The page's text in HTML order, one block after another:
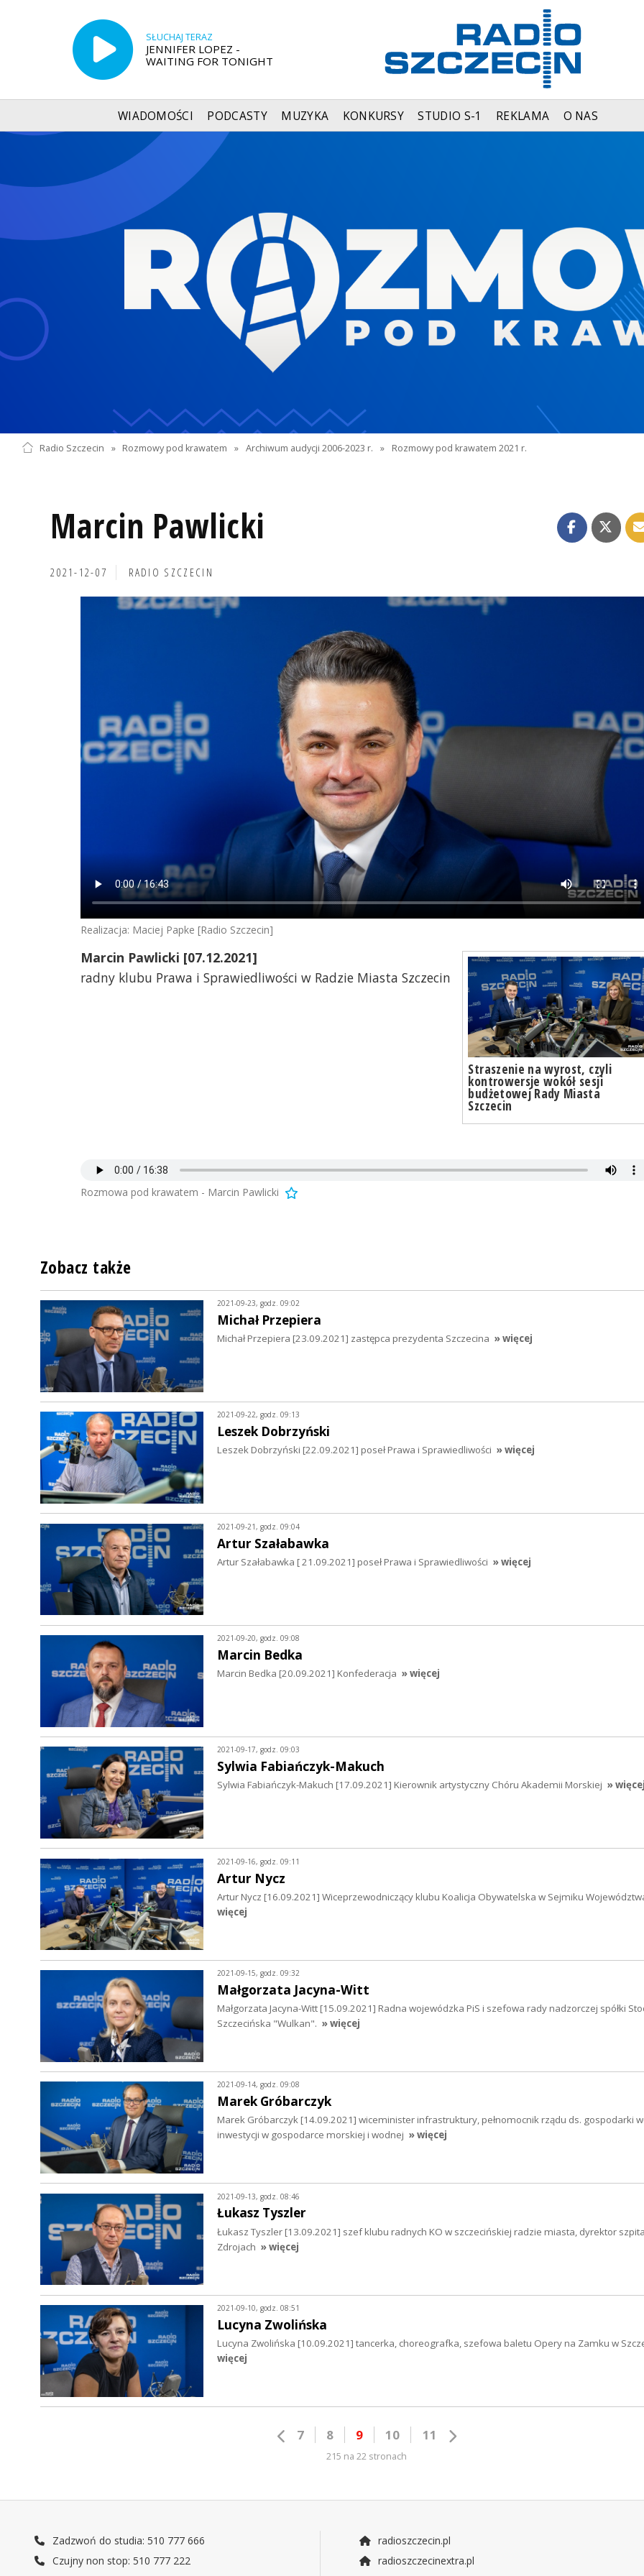
SŁUCHAJ TERAZ
JENNIFER LOPEZ -
WAITING FOR TONIGHT
WIADOMOŚCI PODCASTY MUZYKA KONKURSY STUDIO S-1 REKLAMA O NAS
Radio Szczecin » Rozmowy pod krawatem » Archiwum audycji 2006-2023 r. » Rozmowy pod krawatem 2021 r.
Marcin Pawlicki
2021-12-07 RADIO SZCZECIN
Realizacja: Maciej Papke [Radio Szczecin]
Straszenie na wyrost, czyli
kontrowersje wokół sesji
budżetowej Rady Miasta
Szczecin
Marcin Pawlicki [07.12.2021]
radny klubu Prawa i Sprawiedliwości w Radzie Miasta Szczecin
Rozmowa pod krawatem - Marcin Pawlicki
Zobacz także
2021-09-23, godz. 09:02
Michał Przepiera
Michał Przepiera [23.09.2021] zastępca prezydenta Szczecina » więcej
2021-09-22, godz. 09:13
Leszek Dobrzyński
Leszek Dobrzyński [22.09.2021] poseł Prawa i Sprawiedliwości » więcej
2021-09-21, godz. 09:04
Artur Szałabawka
Artur Szałabawka [ 21.09.2021] poseł Prawa i Sprawiedliwości » więcej
2021-09-20, godz. 09:08
Marcin Bedka
Marcin Bedka [20.09.2021] Konfederacja » więcej
2021-09-17, godz. 09:03
Sylwia Fabiańczyk-Makuch
Sylwia Fabiańczyk-Makuch [17.09.2021] Kierownik artystyczny Chóru Akademii Morskiej » więcej
2021-09-16, godz. 09:11
Artur Nycz
Artur Nycz [16.09.2021] Wiceprzewodniczący klubu Koalicja Obywatelska w Sejmiku
więcej
2021-09-15, godz. 09:32
Małgorzata Jacyna-Witt
Małgorzata Jacyna-Witt [15.09.2021] Radna wojewódzka PiS i szefowa rady nadzorczej spółki
Szczecińska "Wulkan". » więcej
2021-09-14, godz. 09:08
Marek Gróbarczyk
Marek Gróbarczyk [14.09.2021] wiceminister infrastruktury, pełnomocnik rządu ds. gospodarki
inwestycji w gospodarce morskiej i wodnej » więcej
2021-09-13, godz. 08:46
Łukasz Tyszler
Łukasz Tyszler [13.09.2021] szef klubu radnych KO w szczecińskiej radzie miasta, dyrektor
Zdrojach » więcej
2021-09-10, godz. 08:51
Lucyna Zwolińska
Lucyna Zwolińska [10.09.2021] tancerka, choreografka, szefowa baletu Opery na Zamku w
więcej
7 8 9 10 11
215 na 22 stronach
Zadzwoń do studia: 510 777 666
Czujny non stop: 510 777 222
radioszczecin.pl
radioszczecinextra.pl